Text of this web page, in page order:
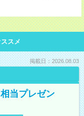
スメ
掲載日：2026.08.03
当プレゼン